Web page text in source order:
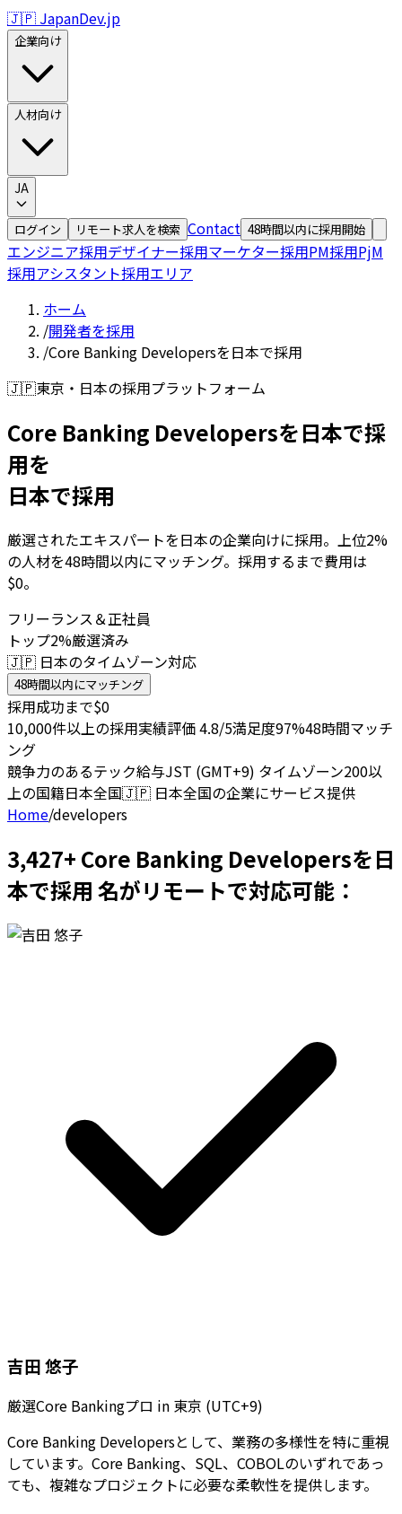
🇯🇵 JapanDev.jp
企業向け
人材向け
JA
ログイン リモート求人を検索 Contact 48時間以内に採用開始
エンジニア採用デザイナー採用マーケター採用PM採用PjM
採用アシスタント採用エリア
ホーム
/開発者を採用
/Core Banking Developersを日本で採用
🇯🇵東京・日本の採用プラットフォーム
Core Banking Developersを日本で採
用を
日本で採用
厳選されたエキスパートを日本の企業向けに採用。上位2%
の人材を48時間以内にマッチング。採用するまで費用は
$0。
フリーランス＆正社員
トップ2%厳選済み
🇯🇵 日本のタイムゾーン対応
48時間以内にマッチング
採用成功まで$0
10,000件以上の採用実績評価 4.8/5満足度97%48時間マッチ
ング
競争力のあるテック給与JST (GMT+9) タイムゾーン200以
上の国籍日本全国🇯🇵 日本全国の企業にサービス提供
Home/developers
3,427+ Core Banking Developersを日
本で採用 名がリモートで対応可能：
吉田 悠子
厳選Core Bankingプロ in 東京 (UTC+9)
Core Banking Developersとして、業務の多様性を特に重視
しています。Core Banking、SQL、COBOLのいずれであっ
ても、複雑なプロジェクトに必要な柔軟性を提供します。